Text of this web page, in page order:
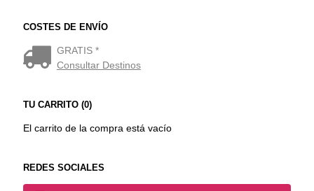
COSTES DE ENVÍO
GRATIS *
Consultar Destinos
TU CARRITO (0)
El carrito de la compra está vacío
REDES SOCIALES